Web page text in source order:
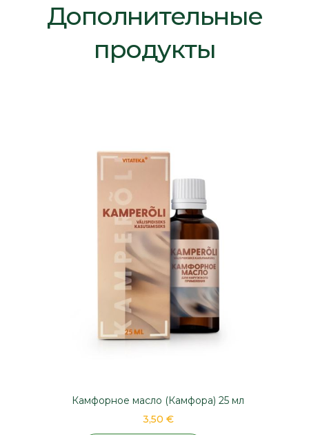
Дополнительные
продукты
Камфорное масло (Камфора) 25 мл
3,50 €